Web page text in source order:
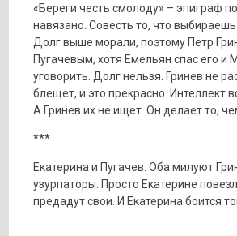
«Береги честь смолоду» – эпиграф
навязано. Совесть то, что
Долг выше морали, поэтому Петр
Пугачевым, хотя Емельян спас его
уговорить. Долг нельзя. Гринев не
блещет, и это прекрасно. Интеллект
А Гринев их не ищет. Он делает то,
***
Екатерина и Пугачев. Оба милуют
узурпаторы. Просто Екатерине
предадут свои. И Екатерина боится